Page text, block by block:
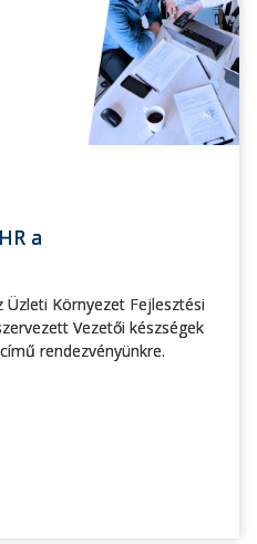
a
Környezet Fejlesztési
Vezetői készségek
rendezvényünkre.